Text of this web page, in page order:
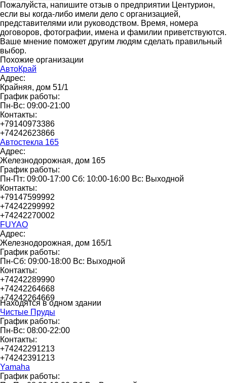
Пожалуйста, напишите отзыв о предприятии Центурион,
если вы когда-либо имели дело с организацией,
представителями или руководством. Время, номера
договоров, фотографии, имена и фамилии приветствуются.
Ваше мнение поможет другим людям сделать правильный
выбор.
Похожие организации
АвтоКрай
Адрес:
Крайняя, дом 51/1
График работы:
Пн-Вс: 09:00-21:00
Контакты:
+79140973386
+74242623866
Автостекла 165
Адрес:
Железнодорожная, дом 165
График работы:
Пн-Пт: 09:00-17:00 Сб: 10:00-16:00 Вс: Выходной
Контакты:
+79147599992
+74242299992
+74242270002
FUYAO
Адрес:
Железнодорожная, дом 165/1
График работы:
Пн-Сб: 09:00-18:00 Вс: Выходной
Контакты:
+74242289990
+74242264668
+74242264669
Находятся в одном здании
Чистые Пруды
График работы:
Пн-Вс: 08:00-22:00
Контакты:
+74242291213
+74242391213
Yamaha
График работы: